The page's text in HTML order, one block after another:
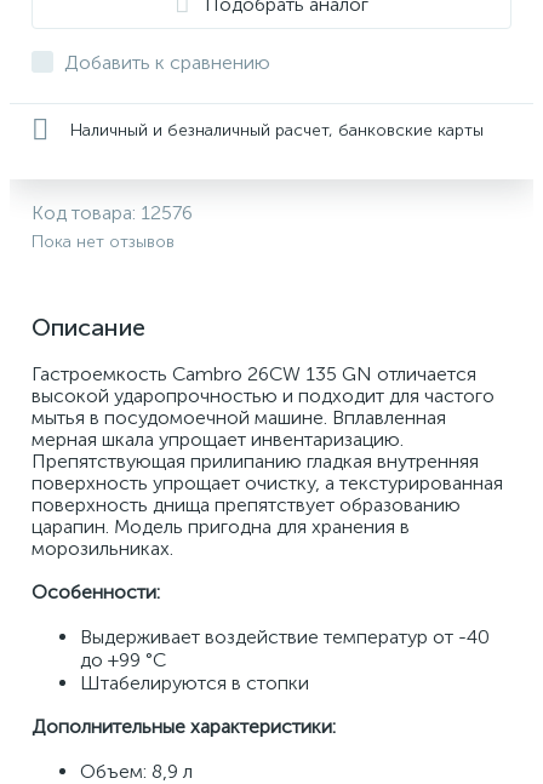
Добавить к сравнению
Наличный и безналичный расчет, банковские карты
Код товара: 12576
Пока нет отзывов
Описание
Гастроемкость Cambro 26CW 135 GN отличается
высокой ударопрочностью и подходит для частого
мытья в посудомоечной машине. Вплавленная
мерная шкала упрощает инвентаризацию.
Препятствующая прилипанию гладкая внутренняя
поверхность упрощает очистку, а текстурированная
поверхность днища препятствует образованию
царапин. Модель пригодна для хранения в
морозильниках.
Особенности:
Выдерживает воздействие температур от -40
до +99 °С
Штабелируются в стопки
Дополнительные характеристики:
Объем: 8,9 л